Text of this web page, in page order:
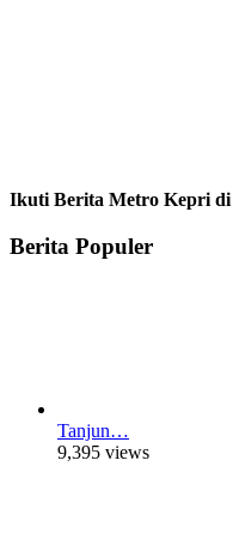
Ikuti Berita Metro Kepri di
Berita Populer
Tanjun…
9,395 views